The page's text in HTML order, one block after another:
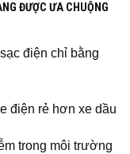
ĐƯỢC ƯA CHUỘNG
điện chỉ bằng
điện rẻ hơn xe dầu
trong môi trường